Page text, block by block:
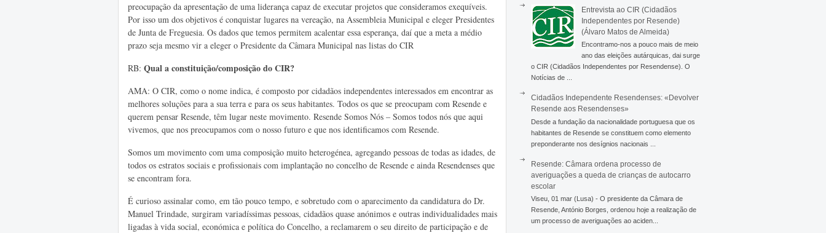
preocupação da apresentação de uma liderança capaz de executar projetos que consideramos exequíveis.
Por isso um dos objetivos é conquistar lugares na vereação, na Assembleia Municipal e eleger Presidentes
de Junta de Freguesia. Os dados que temos permitem acalentar essa esperança, daí que a meta a médio
prazo seja mesmo vir a eleger o Presidente da Câmara Municipal nas listas do CIR
RB: Qual a constituição/composição do CIR?
AMA: O CIR, como o nome indica, é composto por cidadãos independentes interessados em encontrar as
melhores soluções para a sua terra e para os seus habitantes. Todos os que se preocupam com Resende e
querem pensar Resende, têm lugar neste movimento. Resende Somos Nós – Somos todos nós que aqui
vivemos, que nos preocupamos com o nosso futuro e que nos identificamos com Resende.
Somos um movimento com uma composição muito heterogénea, agregando pessoas de todas as idades, de
todos os estratos sociais e profissionais com implantação no concelho de Resende e ainda Resendenses que
se encontram fora.
É curioso assinalar como, em tão pouco tempo, e sobretudo com o aparecimento da candidatura do Dr.
Manuel Trindade, surgiram variadíssimas pessoas, cidadãos quase anónimos e outras individualidades mais
ligadas à vida social, económica e política do Concelho, a reclamarem o seu direito de participação e de
Entrevista ao CIR (Cidadãos
Independentes por Resende)
(Álvaro Matos de Almeida)
Encontramo-nos a pouco mais de meio
ano das eleições autárquicas, dai surge
o CIR (Cidadãos Independentes por Resendense). O
Notícias de ...
Cidadãos Independente Resendenses: «Devolver
Resende aos Resendenses»
Desde a fundação da nacionalidade portuguesa que os
habitantes de Resende se constituem como elemento
preponderante nos desígnios nacionais ...
Resende: Câmara ordena processo de
averiguações a queda de crianças de autocarro
escolar
Viseu, 01 mar (Lusa) - O presidente da Câmara de
Resende, António Borges, ordenou hoje a realização de
um processo de averiguações ao aciden...